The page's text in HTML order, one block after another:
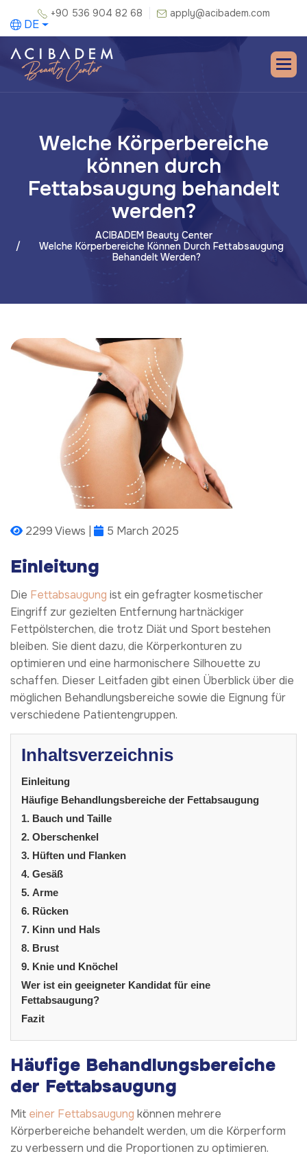
+90 536 904 82 68 apply@acibadem.com
DE
Welche Körperbereiche
können durch
Fettabsaugung behandelt
werden?
ACIBADEM Beauty Center
Welche Körperbereiche Können Durch Fettabsaugung
Behandelt Werden?
2299 Views | 5 March 2025
Einleitung
Die Fettabsaugung ist ein gefragter kosmetischer
Eingriff zur gezielten Entfernung hartnäckiger
Fettpölsterchen, die trotz Diät und Sport bestehen
bleiben. Sie dient dazu, die Körperkonturen zu
optimieren und eine harmonischere Silhouette zu
schaffen. Dieser Leitfaden gibt einen Überblick über die
möglichen Behandlungsbereiche sowie die Eignung für
verschiedene Patientengruppen.
Inhaltsverzeichnis
Einleitung
Häufige Behandlungsbereiche der Fettabsaugung
1. Bauch und Taille
2. Oberschenkel
3. Hüften und Flanken
4. Gesäß
5. Arme
6. Rücken
7. Kinn und Hals
8. Brust
9. Knie und Knöchel
Wer ist ein geeigneter Kandidat für eine
Fettabsaugung?
Fazit
Häufige Behandlungsbereiche
der Fettabsaugung
Mit einer Fettabsaugung können mehrere
Körperbereiche behandelt werden, um die Körperform
zu verbessern und die Proportionen zu optimieren.